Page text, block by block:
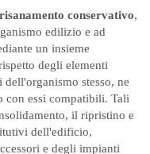
conservativo,
edilizio e ad
un insieme
degli elementi
stesso, ne
con essi compatibili. Tali
il ripristino e
dell'edificio,
e degli impianti